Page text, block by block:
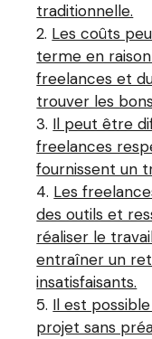
traditionnelle.
Les coûts
terme en
freelances et
trouver les
Il peut être
freelances
fournissent un
Les
des outils et
réaliser le
entraîner un
insatisfaisants.
Il est
projet sans